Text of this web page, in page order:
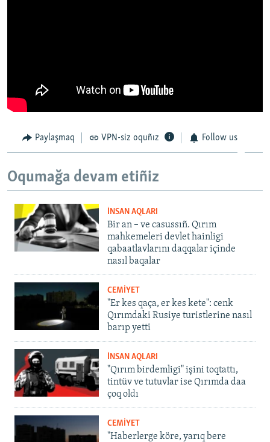
Paylaşmaq VPN-siz oquñız Follow us
Oqumağa devam etiñiz
İNSAN AQLARI
Bir an – ve casussıñ. Qırım
mahkemeleri devlet hainligi
qabaatlavlarını daqqalar içinde
nasıl baqalar
CEMİYET
"Er kes qaça, er kes kete": cenk
Qırımdaki Rusiye turistlerine nasıl
barıp yetti
İNSAN AQLARI
"Qırım birdemligi" işini toqtattı,
tintüv ve tutuvlar ise Qırımda daa
çoq oldı
CEMİYET
"Haberlerge köre, yarıq bere